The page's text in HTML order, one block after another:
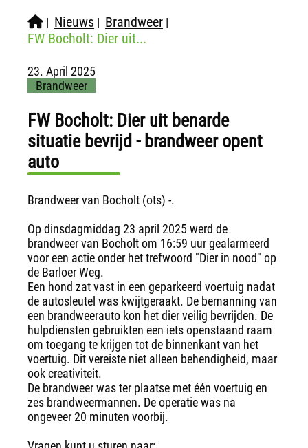
| Nieuws | Brandweer |
FW Bocholt: Dier uit...
23. April 2025
Brandweer
FW Bocholt: Dier uit benarde
situatie bevrijd - brandweer opent
auto
Brandweer van Bocholt (ots) -.
Op dinsdagmiddag 23 april 2025 werd de
brandweer van Bocholt om 16:59 uur gealarmeerd
voor een actie onder het trefwoord "Dier in nood" op
de Barloer Weg.
Een hond zat vast in een geparkeerd voertuig nadat
de autosleutel was kwijtgeraakt. De bemanning van
een brandweerauto kon het dier veilig bevrijden. De
hulpdiensten gebruikten een iets openstaand raam
om toegang te krijgen tot de binnenkant van het
voertuig. Dit vereiste niet alleen behendigheid, maar
ook creativiteit.
De brandweer was ter plaatse met één voertuig en
zes brandweermannen. De operatie was na
ongeveer 20 minuten voorbij.